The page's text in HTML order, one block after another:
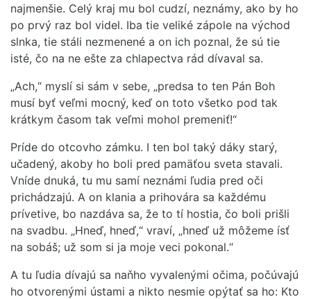
najmenšie. Celý kraj mu bol cudzí, neznámy, ako by ho
po prvý raz bol videl. Iba tie veliké zápole na východ
slnka, tie stáli nezmenené a on ich poznal, že sú tie
isté, čo na ne ešte za chlapectva rád dívaval sa.
„Ach,“ myslí si sám v sebe, „predsa to ten Pán Boh
musí byť veľmi mocný, keď on toto všetko pod tak
krátkym časom tak veľmi mohol premeniť!“
Príde do otcovho zámku. I ten bol taký dáky starý,
učadený, akoby ho boli pred pamäťou sveta stavali.
Vníde dnuká, tu mu samí neznámi ľudia pred oči
prichádzajú. A on klania a prihovára sa každému
prívetive, bo nazdáva sa, že to tí hostia, čo boli prišli
na svadbu. „Hneď, hneď,“ vraví, „hneď už môžeme ísť
na sobáš; už som si ja moje veci pokonal.“
A tu ľudia dívajú sa naňho vyvalenými očima, počúvajú
ho otvorenými ústami a nikto nesmie opýtať sa ho: Kto